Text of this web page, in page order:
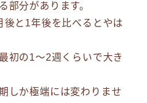
部分があります。
後と1年後を比べるとやは
初の1～2週くらいで大き
しか極端には変わりませ